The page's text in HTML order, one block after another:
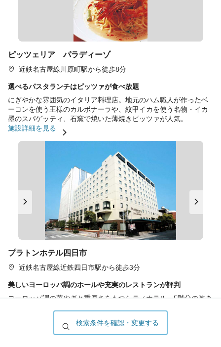
検索条件を確認・変更する
ピッツェリア パラディーゾ
近鉄名古屋線川原町駅から徒歩8分
選べるパスタランチはピッツァが食べ放題
にぎやかな雰囲気のイタリア料理店。地元のハム職人が作ったベ
ーコンを使う王様のカルボナーラや、紋甲イカを使う名物・イカ
墨のスパゲッティ、石窯で焼いた薄焼きピッツァが人気。
施設詳細を見る
プラトンホテル四日市
近鉄名古屋線近鉄四日市駅から徒歩3分
美しいヨーロッパ調のホールや充実のレストランが評判
ヨーロッパ調の華やぎと重厚さをもつシティホテル。5階分の吹き